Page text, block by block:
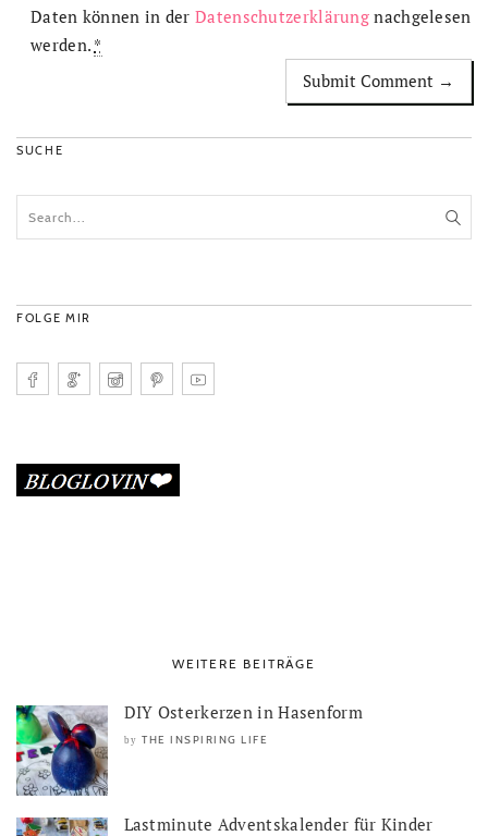
Daten können in derDatenschutzerklärung nachgelesen
werden. *
SUCHE
FOLGE MIR
WEITERE BEITRÄGE
DIY Osterkerzen in Hasenform
by THE INSPIRING LIFE
Lastminute Adventskalender für Kinder